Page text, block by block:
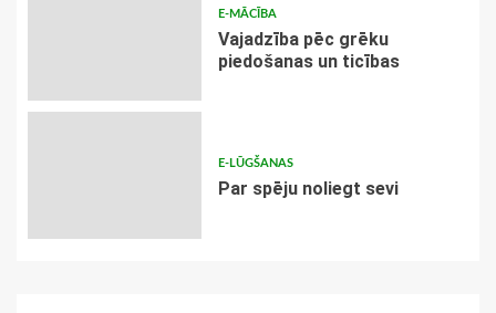
E-MĀCĪBA
Vajadzība pēc grēku
piedošanas un ticības
E-LŪGŠANAS
Par spēju noliegt sevi